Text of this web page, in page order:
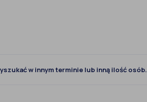
w innym terminie lub inną ilość osób.